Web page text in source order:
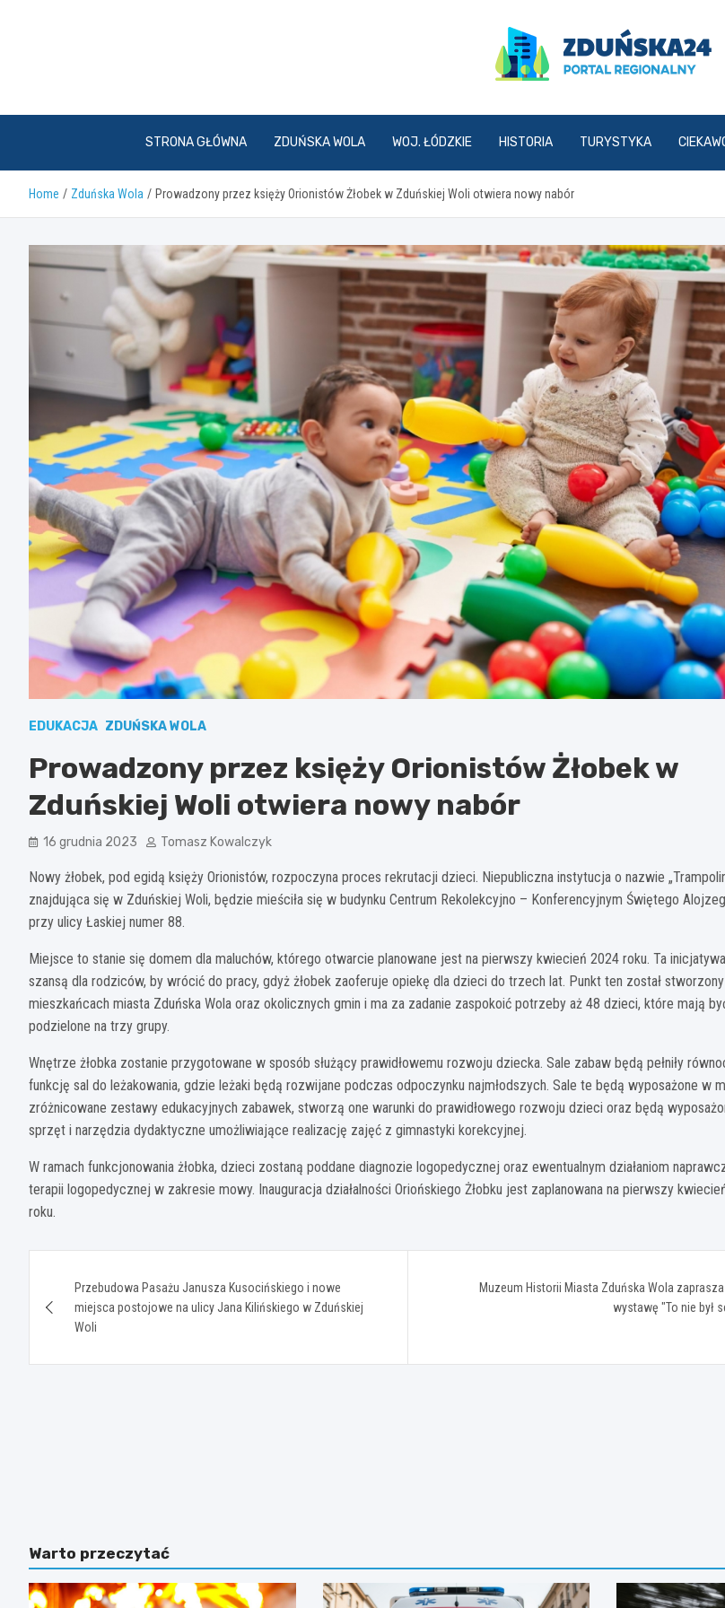
zdunska24.pl
STRONA GŁÓWNA ZDUŃSKA WOLA WOJ. ŁÓDZKIE HISTORIA TURYSTYKA
Home Zduńska Wola Prowadzony przez księży Orionistów Żłobek w Zduńskiej Woli otwiera nowy nabór
EDUKACJA ZDUŃSKA WOLA
Prowadzony przez księży Orionistów Żłobek w
Zduńskiej Woli otwiera nowy nabór
16 grudnia 2023 Tomasz Kowalczyk
Nowy żłobek, pod egidą księży Orionistów, rozpoczyna proces rekrutacji dzieci. Niepubliczna instytucja o nazwie
znajdująca się w Zduńskiej Woli, będzie mieściła się w budynku Centrum Rekolekcyjno – Konferencyjnym Świętego
przy ulicy Łaskiej numer 88.
Miejsce to stanie się domem dla maluchów, którego otwarcie planowane jest na pierwszy kwiecień 2024 roku. Ta
szansą dla rodziców, by wrócić do pracy, gdyż żłobek zaoferuje opiekę dla dzieci do trzech lat. Punkt ten został
mieszkańcach miasta Zduńska Wola oraz okolicznych gmin i ma za zadanie zaspokoić potrzeby aż 48 dzieci, które mają
podzielone na trzy grupy.
Wnętrze żłobka zostanie przygotowane w sposób służący prawidłowemu rozwoju dziecka. Sale zabaw będą pełniły
funkcję sal do leżakowania, gdzie leżaki będą rozwijane podczas odpoczynku najmłodszych. Sale te będą wyposażone w
zróżnicowane zestawy edukacyjnych zabawek, stworzą one warunki do prawidłowego rozwoju dzieci oraz będą
sprzęt i narzędzia dydaktyczne umożliwiające realizację zajęć z gimnastyki korekcyjnej.
W ramach funkcjonowania żłobka, dzieci zostaną poddane diagnozie logopedycznej oraz ewentualnym działaniom
terapii logopedycznej w zakresie mowy. Inauguracja działalności Oriońskiego Żłobku jest zaplanowana na pierwszy
roku.
wpisuPrzebudowa Pasażu Janusza Kusocińskiego i nowe
miejsca postojowe na ulicy Jana Kilińskiego w Zduńskiej
Woli
Muzeum Historii Miasta Zduńska Wola
wystawę "To nie był
Warto przeczytać